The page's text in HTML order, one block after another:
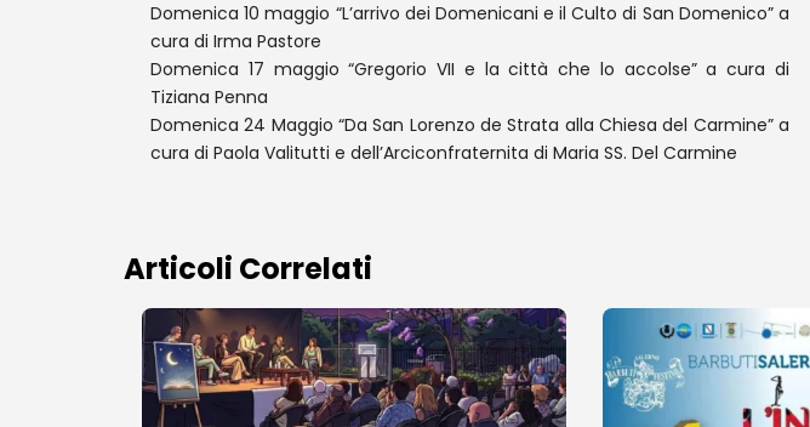
Domenica 10 maggio “L’arrivo dei Domenicani e il Culto di San Domenico” a
cura di Irma Pastore
Domenica 17 maggio “Gregorio VII e la città che lo accolse” a cura di
Tiziana Penna
Domenica 24 Maggio “Da San Lorenzo de Strata alla Chiesa del Carmine” a
cura di Paola Valitutti e dell’Arciconfraternita di Maria SS. Del Carmine
Articoli Correlati